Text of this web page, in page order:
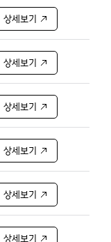
상세보기
상세보기
상세보기
상세보기
상세보기
상세보기